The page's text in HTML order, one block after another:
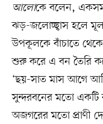
আলোকে বলেন,
ঝড়-জলোচ্ছ্বাস হলে
উপকূলকে বাঁচাতে থেকে
শুরু করে এ বন তৈরি
‘ছয়-সাত মাস আগে
সুন্দরবনের মতো একটি
অজগরের মতো প্রাণী